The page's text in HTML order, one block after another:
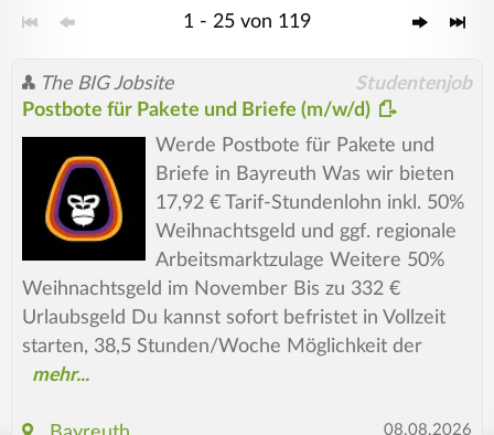
1 - 25 von 119
The BIG Jobsite Studentenjob
Postbote für Pakete und Briefe (m/w/d)
Werde Postbote für Pakete und
Briefe in Bayreuth Was wir bieten
17,92 € Tarif-Stundenlohn inkl. 50%
Weihnachtsgeld und ggf. regionale
Arbeitsmarktzulage Weitere 50%
Weihnachtsgeld im November Bis zu 332 €
Urlaubsgeld Du kannst sofort befristet in Vollzeit
starten, 38,5 Stunden/Woche Möglichkeit der
08.08.2026